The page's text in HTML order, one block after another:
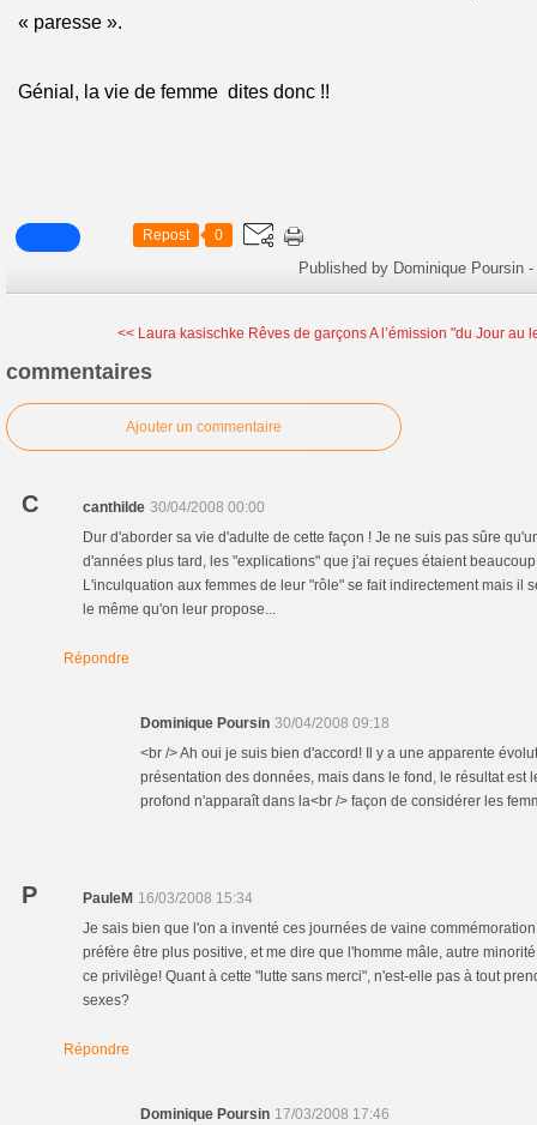
« paresse ».
Génial, la vie de femme dites donc !!
Repost 0
Published by Dominique Poursin -
<< Laura kasischke Rêves de garçonsA l’émission "du Jour au
commentaires
Ajouter un commentaire
C canthilde 30/04/2008 00:00
Dur d'aborder sa vie d'adulte de cette façon ! Je ne suis pas sûre
d'années plus tard, les "explications" que j'ai reçues étaient
L'inculquation aux femmes de leur "rôle" se fait indirectement mais il
le même qu'on leur propose...
Répondre
Dominique Poursin 30/04/2008 09:18
<br /> Ah oui je suis bien d'accord! Il y a une apparente
présentation des données, mais dans le fond, le résultat est
profond n'apparaît dans la<br /> façon de considérer les
P PauleM 16/03/2008 15:34
Je sais bien que l'on a inventé ces journées de vaine
préfère être plus positive, et me dire que l'homme mâle, autre
ce privilège! Quant à cette "lutte sans merci", n'est-elle pas à tout
sexes?
Répondre
Dominique Poursin 17/03/2008 17:46